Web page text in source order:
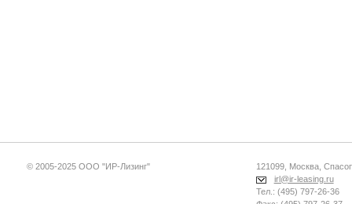
© 2005-2025 ООО "ИР-Лизинг"
121099, Москва,
irl@ir-leasing.ru
Тел.: (495) 797-26-36